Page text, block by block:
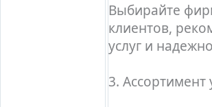
Выбирайте
клиентов,
услуг и
3. Ассортимент